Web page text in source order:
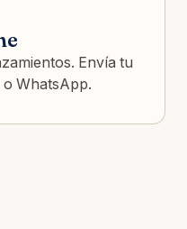
Envía tu
WhatsApp.